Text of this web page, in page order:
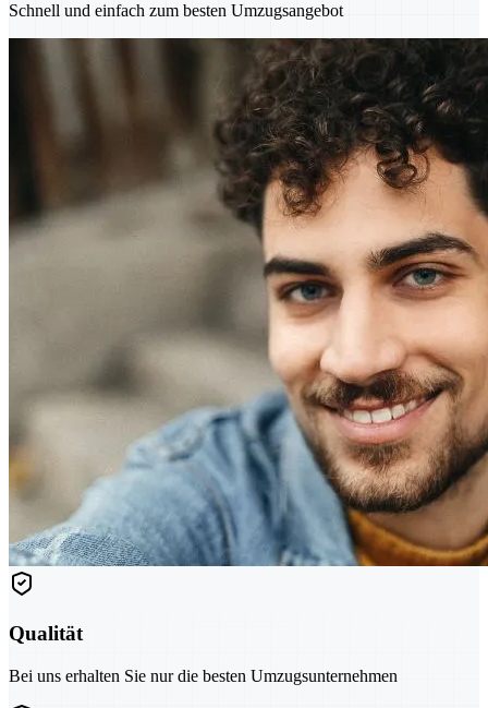
Schnell und einfach zum besten Umzugsangebot
Qualität
Bei uns erhalten Sie nur die besten Umzugsunternehmen